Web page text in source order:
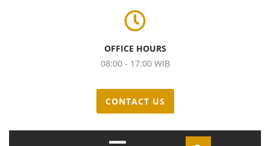
OFFICE HOURS
08:00 - 17:00 WIB
CONTACT US